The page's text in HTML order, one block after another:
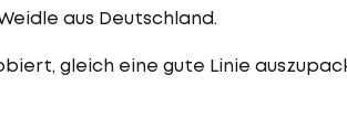
aus Deutschland.
gleich eine gute Linie